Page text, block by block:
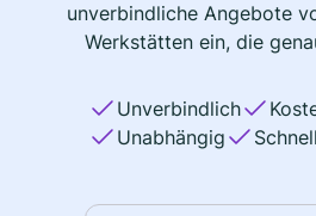
unverbindliche Angebote
Werkstätten ein, die
Unverbindlich
Unabhängig
Schnell